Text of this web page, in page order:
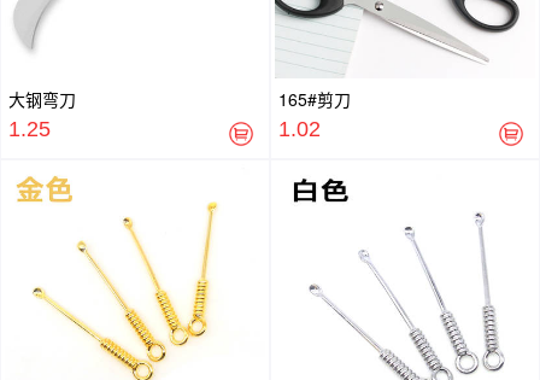
大钢弯刀
1.25
165#剪刀
1.02